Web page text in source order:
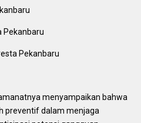
Pekanbaru
Pekanbaru
menyampaikan bahwa
preventif dalam menjaga